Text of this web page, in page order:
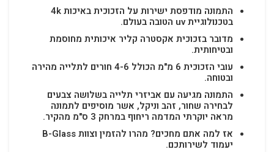
התמונה מודפסת ישירות על הזכוכית באיכות 4k
בטכנולוגיית uv הטובה בעולם.
מדובר בזכוכית אקסטרה קליר איכותית מחוסמת
ובטיחותית.
עובי הזכוכית 6 מ"מ הכולל 4-6 חורים לתלייה מהירה
ובטוחה.
התמונה מגיעה עם אביזרי תלייה בשלושה צבעים
לבחירה שחור, זהב וניקל, אשר מוסיפים לתמונה
מראה יוקרתי המדמה ריחוף במרחק 3 ס"מ מהקיר.
אז למה אתם מחכים? מהרו להזמין וצוות B-Glass
יעמוד לשירותכם.